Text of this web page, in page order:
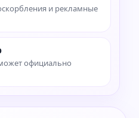
и рекламные
официально